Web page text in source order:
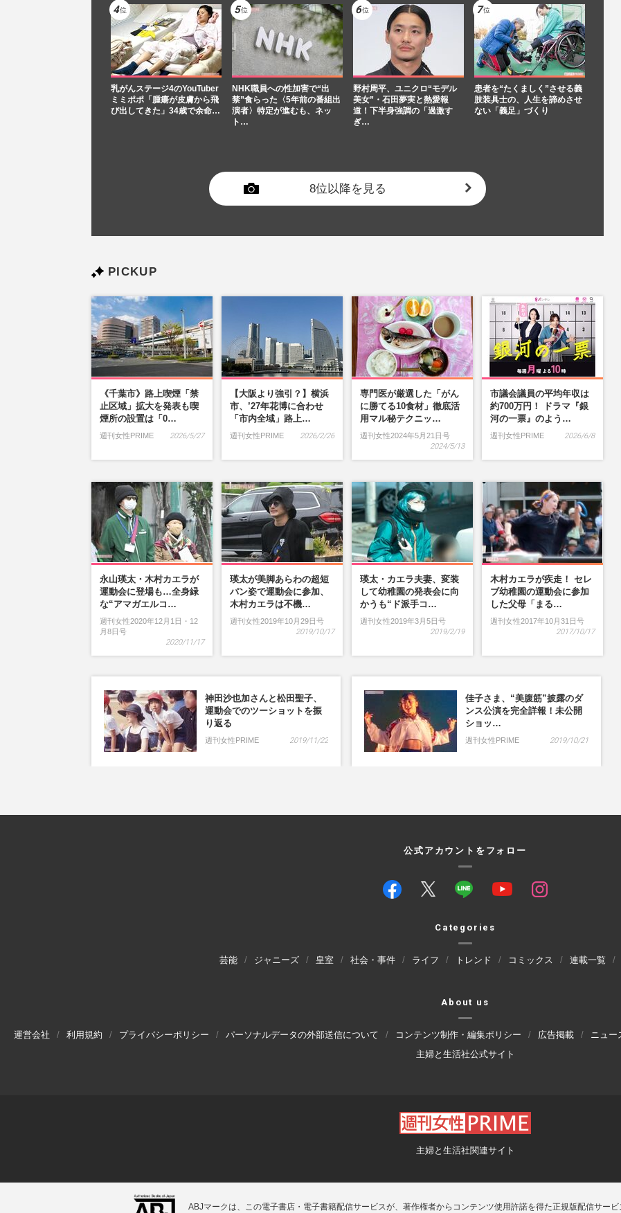
乳がんステージ4のYouTuber
ミミポポ「腫瘍が皮膚から飛
び出してきた」34歳で余命…
NHK職員への性加害で“出
禁”食らった〈5年前の番組出
演者〉特定が進むも、ネッ
ト…
野村周平、ユニクロ“モデル
美女”・石田夢実と熱愛報
道！下半身強調の「過激す
ぎ…
患者を“たくましく”させる義
肢装具士の、人生を諦めさせ
ない「義足」づくり
8位以降を見る
PICKUP
《千葉市》路上喫煙「禁
止区域」拡大を発表も喫
煙所の設置は「0…
週刊女性PRIME 2026/5/27
【大阪より強引？】横浜
市、’27年花博に合わせ
「市内全域」路上…
週刊女性PRIME 2026/2/26
専門医が厳選した「がん
に勝てる10食材」徹底活
用マル秘テクニッ…
週刊女性2024年5月21日号
2024/5/13
市議会議員の平均年収は
約700万円！ ドラマ『銀
河の一票』のよう…
週刊女性PRIME 2026/6/8
永山瑛太・木村カエラが
運動会に登場も…全身緑
な“アマガエルコ…
週刊女性2020年12月1日・12
月8日号
2020/11/17
瑛太が美脚あらわの超短
パン姿で運動会に参加、
木村カエラは不機…
週刊女性2019年10月29日号
2019/10/17
瑛太・カエラ夫妻、変装
して幼稚園の発表会に向
かうも“ド派手コ…
週刊女性2019年3月5日号
2019/2/19
木村カエラが疾走！ セレ
ブ幼稚園の運動会に参加
した父母「まる…
週刊女性2017年10月31日号
2017/10/17
神田沙也加さんと松田聖子、
運動会でのツーショットを振
り返る
週刊女性PRIME 2019/11/22
佳子さま、“美腹筋”披露のダ
ンス公演を完全詳報！未公開
ショッ…
週刊女性PRIME 2019/10/21
公式アカウントをフォロー
Categories
芸能 ジャニーズ 皇室 社会・事件 ライフ トレンド コミックス 連載一覧
About us
運営会社 利用規約 プライバシーポリシー パーソナルデータの外部送信について コンテンツ制作・編集ポリシー 広告掲載 ニュー
主婦と生活社公式サイト
主婦と生活社関連サイト
ABJマークは、この電子書店・電子書籍配信サービスが、著作権者からコンテンツ使用許諾を得た正規版配信サー